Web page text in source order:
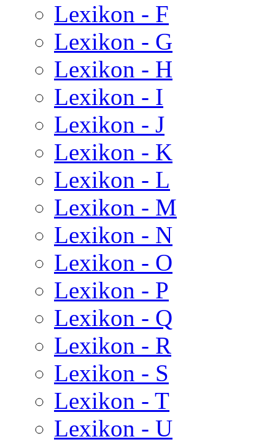
Lexikon - F
Lexikon - G
Lexikon - H
Lexikon - I
Lexikon - J
Lexikon - K
Lexikon - L
Lexikon - M
Lexikon - N
Lexikon - O
Lexikon - P
Lexikon - Q
Lexikon - R
Lexikon - S
Lexikon - T
Lexikon - U